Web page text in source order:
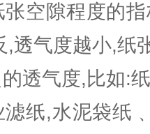
空隙程度的
,透气度越小,纸
透气度,比如:
滤纸,水泥袋纸